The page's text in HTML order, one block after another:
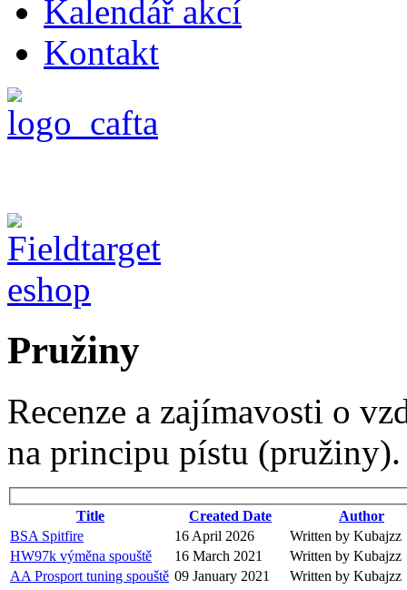
Kalendář akcí
Kontakt
Pružiny
Recenze a zajímavosti o
na principu pístu (pružiny).
Title Created Date
Author
BSA Spitfire
16 April 2026
Written by Kubajzz
HW97k výměna spouště
16 March 2021
Written by Kubajzz
AA Prosport tuning spouště 09 January 2021
Written by Kubajzz